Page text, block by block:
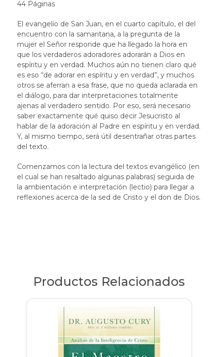
44 Páginas
El evangelio de San Juan, en el cuarto capítulo, el del
encuentro con la samaritana, a la pregunta de la
mujer el Señor responde que ha llegado la hora en
que los verdaderos adoradores adorarán a Dios en
espíritu y en verdad. Muchos aún no tienen claro qué
es eso “de adorar en espíritu y en verdad”, y muchos
otros se aferran a esa frase, que no queda aclarada en
el diálogo, para dar interpretaciones totalmente
ajenas al verdadero sentido. Por eso, será necesario
saber exactamente qué quiso decir Jesucristo al
hablar de la adoración al Padre en espíritu y en verdad.
Y, al mismo tiempo, será útil desentrañar otras partes
del texto.
Comenzamos con la lectura del textos evangélico (en
el cual se han resaltado algunas palabras) seguida de
la ambientación e interpretación (lectio) para llegar a
reflexiones acerca de la sed de Cristo y el don de Dios.
Productos Relacionados